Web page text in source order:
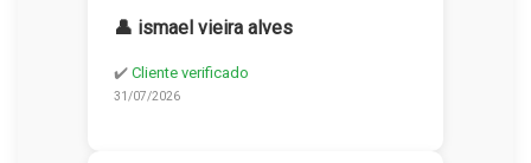
👤 ismael vieira alves
✔️ Cliente verificado
31/07/2026